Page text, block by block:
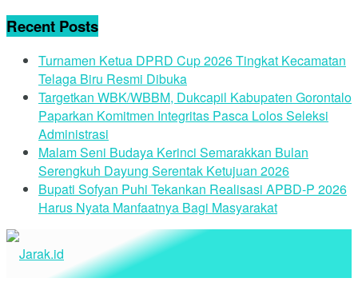
Recent Posts
Turnamen Ketua DPRD Cup 2026 Tingkat Kecamatan
Telaga Biru Resmi Dibuka
Targetkan WBK/WBBM, Dukcapil Kabupaten Gorontalo
Paparkan Komitmen Integritas Pasca Lolos Seleksi
Administrasi
Malam Seni Budaya Kerinci Semarakkan Bulan
Serengkuh Dayung Serentak Ketujuan 2026
Bupati Sofyan Puhi Tekankan Realisasi APBD-P 2026
Harus Nyata Manfaatnya Bagi Masyarakat